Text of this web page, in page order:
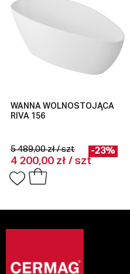
WANNA WOLNOSTOJĄCA
RIVA 156
5 489,00 zł / szt
4 200,00 zł / szt
-23%